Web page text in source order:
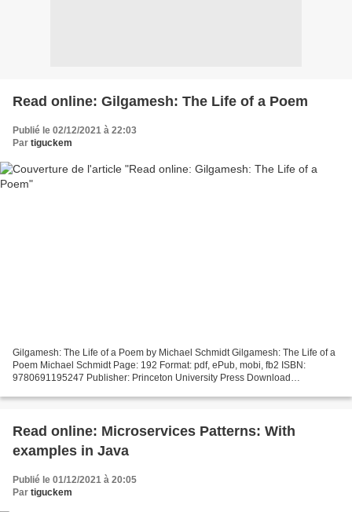
Read online: Gilgamesh: The Life of a Poem
Publié le 02/12/2021 à 22:03
Par tiguckem
Gilgamesh: The Life of a Poem by Michael Schmidt Gilgamesh: The Life of a
Poem Michael Schmidt Page: 192 Format: pdf, ePub, mobi, fb2 ISBN:
9780691195247 Publisher: Princeton University Press Download
Read online: Microservices Patterns: With
examples in Java
Publié le 01/12/2021 à 20:05
Par tiguckem